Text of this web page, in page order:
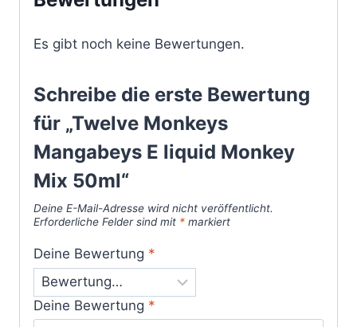
Es gibt noch keine Bewertungen.
Schreibe die erste Bewertung
für „Twelve Monkeys
Mangabeys E liquid Monkey
Mix 50ml“
Deine E-Mail-Adresse wird nicht veröffentlicht.
Erforderliche Felder sind mit * markiert
Deine Bewertung *
Deine Bewertung *